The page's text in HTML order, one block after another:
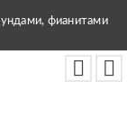
фианитами